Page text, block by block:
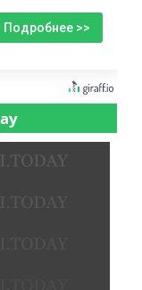
Подробнее >>